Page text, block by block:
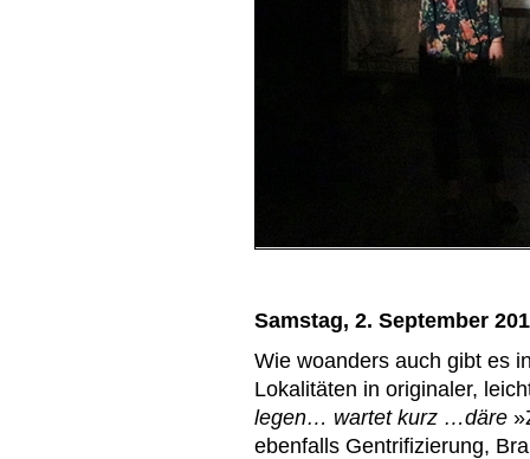
Samstag, 2. September
Wie woanders auch gibt es
Lokalitäten in originaler,
legen… wartet kurz …däre
ebenfalls Gentrifizierung,